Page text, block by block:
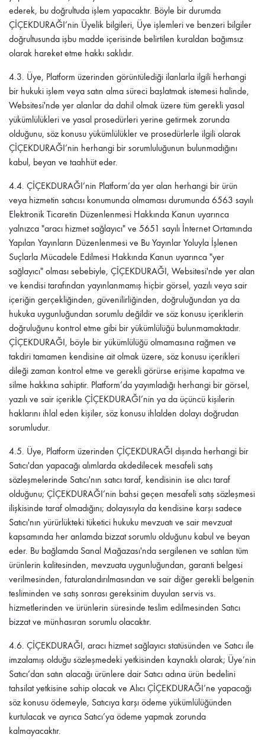
ederek, bu doğrultuda işlem yapacaktır. Böyle bir durumda
ÇİÇEKDURAĞI’nin Üyelik bilgileri, Üye işlemleri ve benzeri bilgiler
doğrultusunda işbu madde içerisinde belirtilen kuraldan bağımsız
olarak hareket etme hakkı saklıdır.
4.3. Üye, Platform üzerinden görüntülediği ilanlarla ilgili herhangi
bir hukuki işlem veya satın alma süreci başlatmak istemesi halinde,
Websitesi'nde yer alanlar da dahil olmak üzere tüm gerekli yasal
yükümlülükleri ve yasal prosedürleri yerine getirmek zorunda
olduğunu, söz konusu yükümlülükler ve prosedürlerle ilgili olarak
ÇİÇEKDURAĞI’nin herhangi bir sorumluluğunun bulunmadığını
kabul, beyan ve taahhüt eder.
4.4. ÇİÇEKDURAĞI’nin Platform’da yer alan herhangi bir ürün
veya hizmetin satıcısı konumunda olmaması durumunda 6563 sayılı
Elektronik Ticaretin Düzenlenmesi Hakkında Kanun uyarınca
yalnızca "aracı hizmet sağlayıcı" ve 5651 sayılı İnternet Ortamında
Yapılan Yayınların Düzenlenmesi ve Bu Yayınlar Yoluyla İşlenen
Suçlarla Mücadele Edilmesi Hakkında Kanun uyarınca "yer
sağlayıcı" olması sebebiyle, ÇİÇEKDURAĞI, Websitesi'nde yer alan
ve kendisi tarafından yayınlanmamış hiçbir görsel, yazılı veya sair
içeriğin gerçekliğinden, güvenilirliğinden, doğruluğundan ya da
hukuka uygunluğundan sorumlu değildir ve söz konusu içeriklerin
doğruluğunu kontrol etme gibi bir yükümlülüğü bulunmamaktadır.
ÇİÇEKDURAĞI, böyle bir yükümlülüğü olmamasına rağmen ve
takdiri tamamen kendisine ait olmak üzere, söz konusu içerikleri
dileği zaman kontrol etme ve gerekli görürse erişime kapatma ve
silme hakkına sahiptir. Platform’da yayımladığı herhangi bir görsel,
yazılı ve sair içerikle ÇİÇEKDURAĞI’nin ya da üçüncü kişilerin
haklarını ihlal eden kişiler, söz konusu ihlalden dolayı doğrudan
sorumludur.
4.5. Üye, Platform üzerinden ÇİÇEKDURAĞI dışında herhangi bir
Satıcı'dan yapacağı alımlarda akdedilecek mesafeli satış
sözleşmelerinde Satıcı'nın satıcı taraf, kendisinin ise alıcı taraf
olduğunu; ÇİÇEKDURAĞI’nin bahsi geçen mesafeli satış sözleşmesi
ilişkisinde taraf olmadığını; dolayısıyla da kendisine karşı sadece
Satıcı'nın yürürlükteki tüketici hukuku mevzuatı ve sair mevzuat
kapsamında her anlamda bizzat sorumlu olduğunu kabul ve beyan
eder. Bu bağlamda Sanal Mağazası'nda sergilenen ve satılan tüm
ürünlerin kalitesinden, mevzuata uygunluğundan, garanti belgesi
verilmesinden, faturalandırılmasından ve sair diğer gerekli belgenin
tesliminden ve satış sonrası gereksinim duyulan servis vs.
hizmetlerinden ve ürünlerin süresinde teslim edilmesinden Satıcı
bizzat ve münhasıran sorumlu olacaktır.
4.6. ÇİÇEKDURAĞI, aracı hizmet sağlayıcı statüsünden ve Satıcı ile
imzalamış olduğu sözleşmedeki yetkisinden kaynaklı olarak; Üye’nin
Satıcı’dan satın alacağı ürünlere dair Satıcı adına ürün bedelini
tahsilat yetkisine sahip olacak ve Alıcı ÇİÇEKDURAĞI’ne yapacağı
söz konusu ödemeyle, Satıcıya karşı ödeme yükümlülüğünden
kurtulacak ve ayrıca Satıcı’ya ödeme yapmak zorunda
kalmayacaktır.